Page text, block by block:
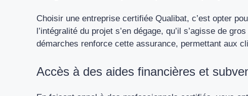
Choisir une entreprise certifiée Qualibat, c’est opter
l’intégralité du projet s’en dégage, qu’il s’agisse de
démarches renforce cette assurance, permettant aux
Accès à des aides financières et